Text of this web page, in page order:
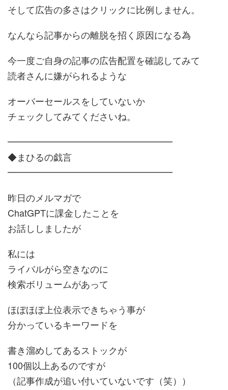
そして広告の多さはクリックに比例しません。
なんなら記事からの離脱を招く原因になる為
今一度ご自身の記事の広告配置を確認してみて
読者さんに嫌がられるような
オーバーセールスをしていないか
チェックしてみてくださいね。
━━━━━━━━━━━━━━━━━━
◆まひるの戯言
━━━━━━━━━━━━━━━━━━
昨日のメルマガで
ChatGPTに課金したことを
お話ししましたが
私には
ライバルがら空きなのに
検索ボリュームがあって
ほぼほぼ上位表示できちゃう事が
分かっているキーワードを
書き溜めしてあるストックが
100個以上あるのですが
（記事作成が追い付いていないです（笑））